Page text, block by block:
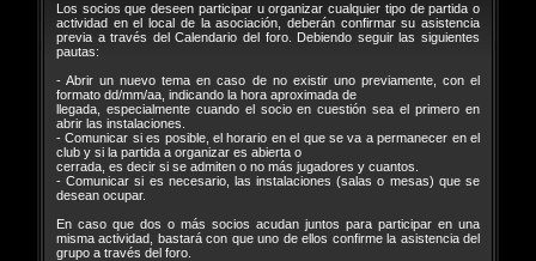
Los socios que deseen participar u organizar cualquier tipo de partida o
actividad en el local de la asociación, deberán confirmar su asistencia
previa a través del Calendario del foro. Debiendo seguir las siguientes
pautas:
- Abrir un nuevo tema en caso de no existir uno previamente, con el
formato dd/mm/aa, indicando la hora aproximada de
llegada, especialmente cuando el socio en cuestión sea el primero en
abrir las instalaciones.
- Comunicar si es posible, el horario en el que se va a permanecer en el
club y si la partida a organizar es abierta o
cerrada, es decir si se admiten o no más jugadores y cuantos.
- Comunicar si es necesario, las instalaciones (salas o mesas) que se
desean ocupar.
En caso que dos o más socios acudan juntos para participar en una
misma actividad, bastará con que uno de ellos confirme la asistencia del
grupo a través del foro.